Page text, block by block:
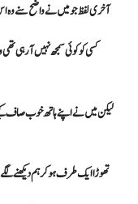
آخری لفظ جو میں نے واضح سنے وہ
کسی کو کوئی سمجھ نہیں آ رہی
لیکن میں نے اپنے ہاتھ خوب صاف کیے
تھوڑا ایک طرف ہو کر ہم دیکھنے